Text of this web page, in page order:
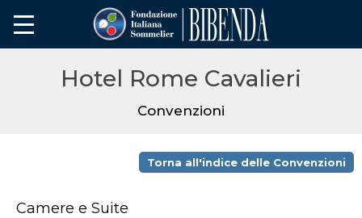
Hotel Rome Cavalieri
Convenzioni
Torna all'indice delle Convenzioni
Camere e Suite